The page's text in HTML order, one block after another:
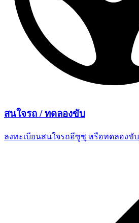
สนใจรถ /ทดลองขับ
ลงทะเบียนสนใจรถอีซูซุ หรือทดลองขับ